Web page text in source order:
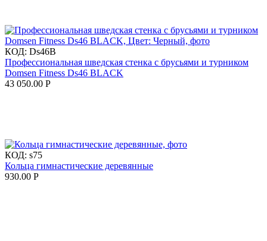
КОД: Ds46B
Профессиональная шведская стенка с брусьями и турником
Domsen Fitness Ds46 BLACK
43 050.00 Р
КОД: s75
Кольца гимнастические деревянные
930.00 Р